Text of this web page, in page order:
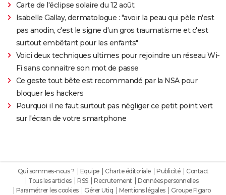
Carte de l'éclipse solaire du 12 août
Isabelle Gallay, dermatologue : "avoir la peau qui pèle n'est
pas anodin, c'est le signe d'un gros traumatisme et c'est
surtout embêtant pour les enfants"
Voici deux techniques ultimes pour rejoindre un réseau Wi-
Fi sans connaitre son mot de passe
Ce geste tout bête est recommandé par la NSA pour
bloquer les hackers
Pourquoi il ne faut surtout pas négliger ce petit point vert
sur l'écran de votre smartphone
Qui sommes-nous ? Equipe Charte éditoriale Publicité
Contact
Tous les articles
RSS Recrutement
Données personnelles
Paramétrer les cookies
Gérer Utiq Mentions légales Groupe Figaro